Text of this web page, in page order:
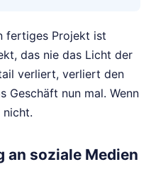
fertiges Projekt ist
das nie das Licht der
verliert, verliert den
Geschäft nun mal. Wenn
an soziale Medien